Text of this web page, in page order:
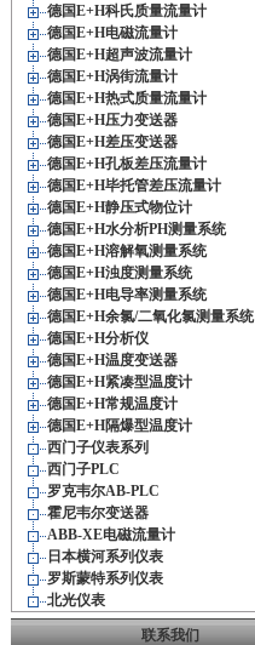
德国E+H科氏质量流量计
德国E+H电磁流量计
德国E+H超声波流量计
德国E+H涡街流量计
德国E+H热式质量流量计
德国E+H压力变送器
德国E+H差压变送器
德国E+H孔板差压流量计
德国E+H毕托管差压流量计
德国E+H静压式物位计
德国E+H水分析PH测量系统
德国E+H溶解氧测量系统
德国E+H浊度测量系统
德国E+H电导率测量系统
德国E+H余氯/二氧化氯测量系统
德国E+H分析仪
德国E+H温度变送器
德国E+H紧凑型温度计
德国E+H常规温度计
德国E+H隔爆型温度计
西门子仪表系列
西门子PLC
罗克韦尔AB-PLC
霍尼韦尔变送器
ABB-XE电磁流量计
日本横河系列仪表
罗斯蒙特系列仪表
北光仪表
联系我们